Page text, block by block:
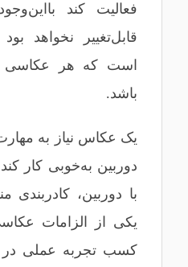
فعالیت کند
قابل‌تغییر نخواهد
است که هر عکاسی
باشد.
یک عکاس نیاز به
دوربین به‌خوبی کار
با دوربین،
یکی از الزامات
کسب تجربه عملی در